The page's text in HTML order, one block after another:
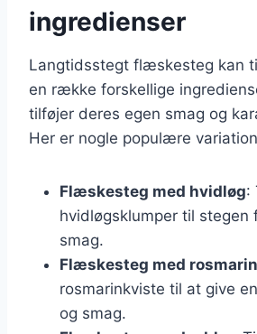
ingredienser
Langtidsstegt flæskesteg kan
en række forskellige
tilføjer deres egen smag og
Her er nogle populære
Flæskesteg med hvidløg:
hvidløgsklumper til stegen
smag.
Flæskesteg med rosmarin
rosmarinkviste til at give
og smag.